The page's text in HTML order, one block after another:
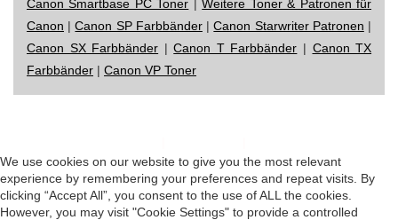
Canon Smartbase PC Toner |Weitere Toner & Patronen für
Canon |Canon SP Farbbänder|Canon Starwriter Patronen |
Canon SX Farbbänder |Canon T Farbbänder | Canon TX
Farbbänder | Canon VP Toner
We use cookies on our website to give you the most relevant
experience by remembering your preferences and repeat visits. By
clicking “Accept All”, you consent to the use of ALL the cookies.
However, you may visit "Cookie Settings" to provide a controlled